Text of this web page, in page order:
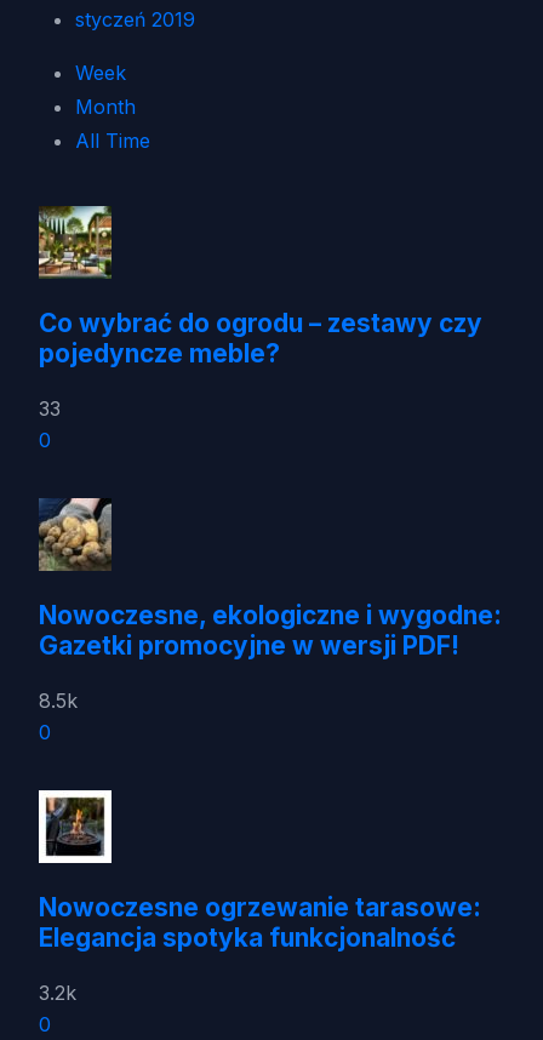
styczeń 2019
Week
Month
All Time
Co wybrać do ogrodu – zestawy czy
pojedyncze meble?
33
0
Nowoczesne, ekologiczne i wygodne:
Gazetki promocyjne w wersji PDF!
8.5k
0
Nowoczesne ogrzewanie tarasowe:
Elegancja spotyka funkcjonalność
3.2k
0